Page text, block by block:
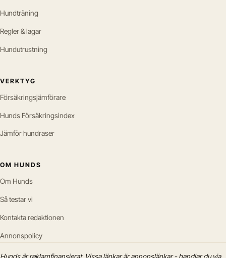
Hundträning
Regler & lagar
Hundutrustning
VERKTYG
Försäkringsjämförare
Hunds Försäkringsindex
Jämför hundraser
OM HUNDS
Om Hunds
Så testar vi
Kontakta redaktionen
Annonspolicy
Hunds är reklamfinansierat. Vissa länkar är annonslänkar - handlar du via